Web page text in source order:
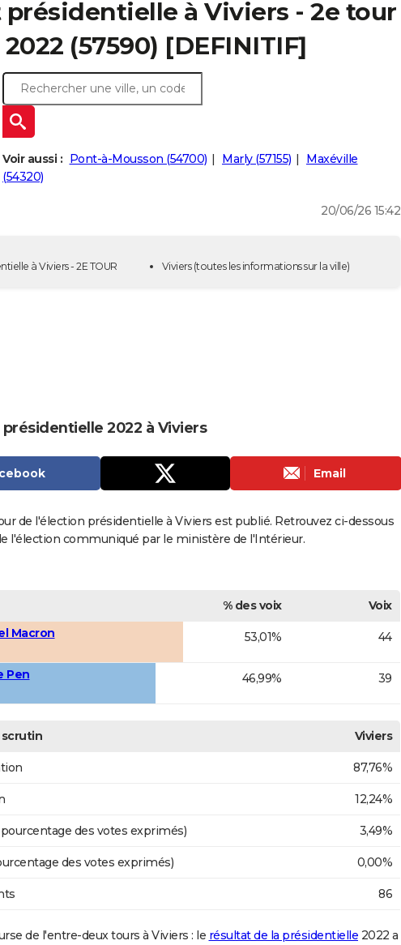
présidentielle à Viviers - 2e tour
(57590) [DEFINITIF]
Voir aussi : Pont-à-Mousson (54700) Marly (57155)
Maxéville
(54320)
20/06/26 15:42
à Viviers - 2E TOUR
Viviers(toutes les informations sur la ville)
2022 à Viviers
Email
de l'élection présidentielle à Viviers est publié. Retrouvez ci-dessous
l'élection communiqué par le ministère de l'Intérieur.
% des voix
Voix
Macron
53,01% 44
Pen 46,99% 39
Viviers
87,76%
12,24%
des votes exprimés) 3,49%
des votes exprimés) 0,00%
86
de l'entre-deux tours à Viviers : le résultat de la présidentielle 2022 a